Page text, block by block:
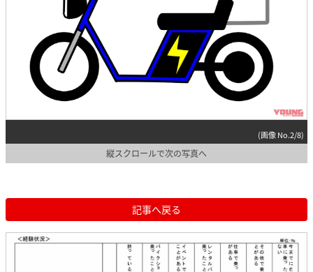
(画像 No.2/8)
縦スクロールで次の写真へ
記事へ戻る